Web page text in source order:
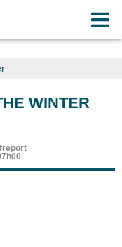
WINTER